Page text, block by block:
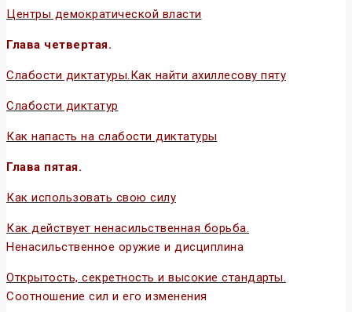
Центры демократической власти
Глава четвертая.
Слабости диктатуры.Как найти ахиллесову пяту
Слабости диктатур
Как напасть на слабости диктатуры
Глава пятая.
Как использовать свою силу
Как действует ненасильственная борьба.
Ненасильственное оружие и дисциплина
Открытость, секретность и высокие стандарты.
Соотношение сил и его изменения